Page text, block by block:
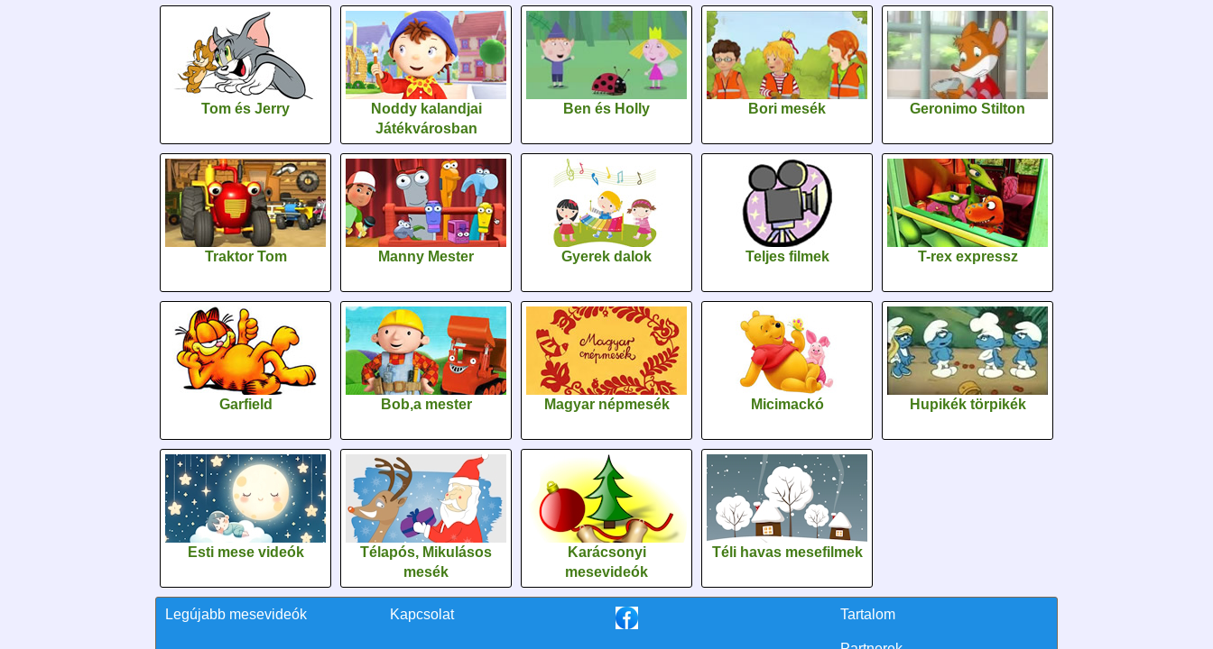
Tom és Jerry
Noddy kalandjai
Játékvárosban
Ben és Holly Bori mesék Geronimo Stilton
Traktor Tom Manny Mester Gyerek dalok Teljes filmek T-rex expressz
Garfield Bob,a mester Magyar népmesék Micimackó Hupikék törpikék
Esti mese videók
Télapós, Mikulásos
mesék
Karácsonyi
mesevideók
Téli havas mesefilmek
Legújabb mesevideók Kapcsolat Tartalom